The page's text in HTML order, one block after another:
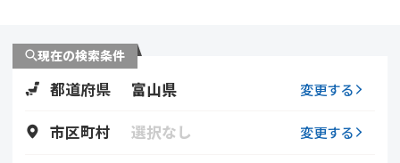
現在の検索条件
都道府県 富山県 変更する
市区町村 選択なし 変更する